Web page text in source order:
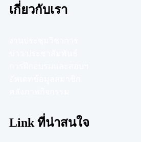
เกี่ยวกับเรา
Link ที่น่าสนใจ